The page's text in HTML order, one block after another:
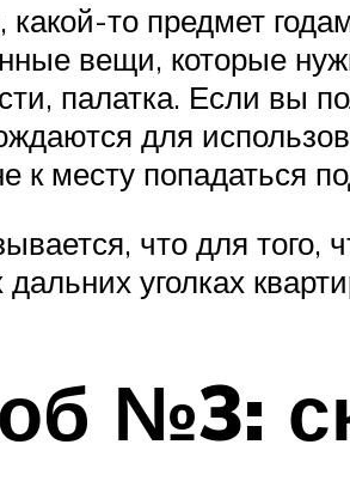
то предмет
вещи, которые
палатка. Если вы
для
к месту попадаться
что для
уголках
№3: